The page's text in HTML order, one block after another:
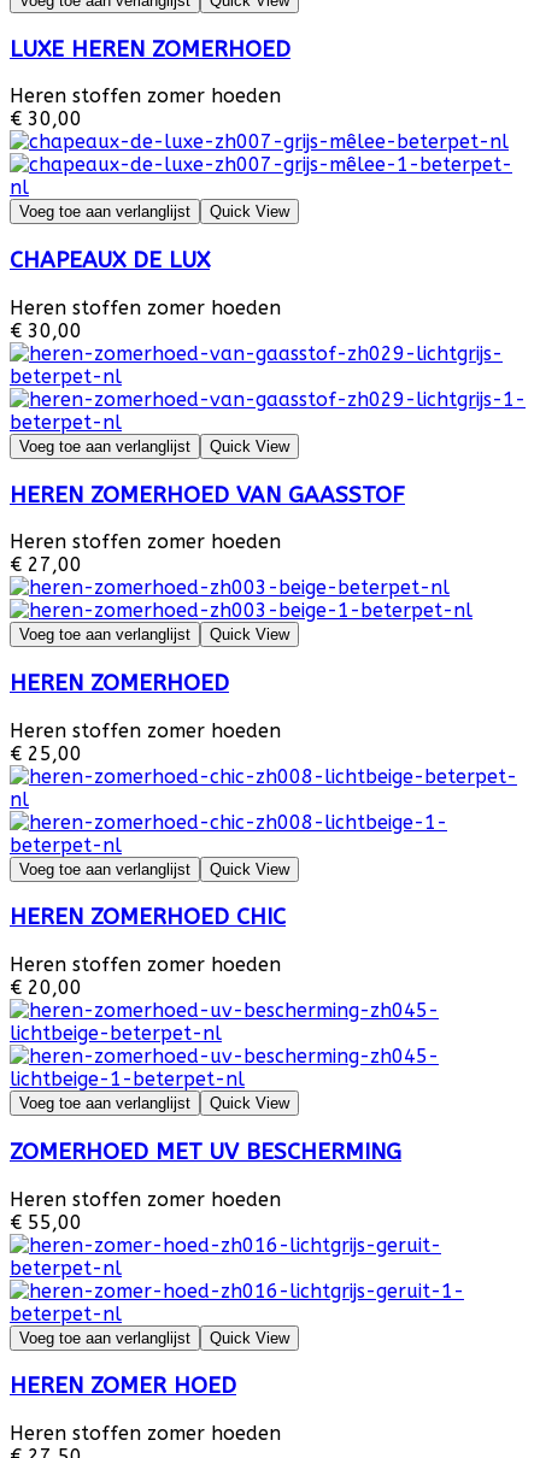
LUXE HEREN ZOMERHOED
Heren stoffen zomer hoeden
€ 30,00
Voeg toe aan verlanglijst Quick View
CHAPEAUX DE LUX
Heren stoffen zomer hoeden
€ 30,00
Voeg toe aan verlanglijst Quick View
HEREN ZOMERHOED VAN GAASSTOF
Heren stoffen zomer hoeden
€ 27,00
Voeg toe aan verlanglijst Quick View
HEREN ZOMERHOED
Heren stoffen zomer hoeden
€ 25,00
Voeg toe aan verlanglijst Quick View
HEREN ZOMERHOED CHIC
Heren stoffen zomer hoeden
€ 20,00
Voeg toe aan verlanglijst Quick View
ZOMERHOED MET UV BESCHERMING
Heren stoffen zomer hoeden
€ 55,00
Voeg toe aan verlanglijst Quick View
HEREN ZOMER HOED
Heren stoffen zomer hoeden